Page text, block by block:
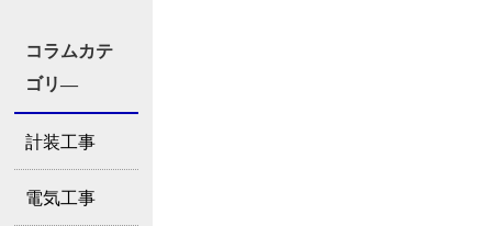
コラムカテ
ゴリ―
計装工事
電気工事